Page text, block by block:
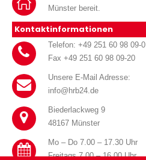
Münster bereit.
Kontaktinformationen
Telefon: +49 251 60 98 09-0
Fax +49 251 60 98 09-20
Unsere E-Mail Adresse:
info@hrb24.de
Biederlackweg 9
48167 Münster
Mo – Do 7.00 – 17.30 Uhr
Freitags 7.00 – 16.00 Uhr